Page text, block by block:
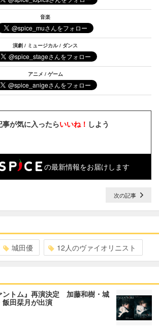
音楽
演劇 / ミュージカル / ダンス
アニメ / ゲーム
事が気に入ったらいいね！ しよう
の最新情報をお届けします
次の記事
城田優 12人のヴァイオリニスト
ントム』再演決定 加藤和樹・城
田栞月が出演